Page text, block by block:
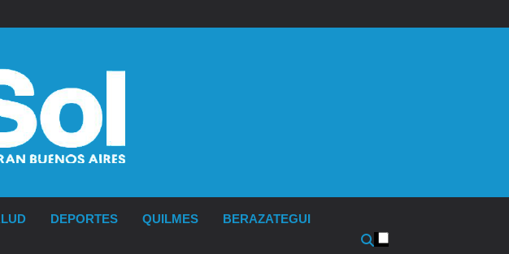
DEPORTES QUILMES BERAZATEGUI